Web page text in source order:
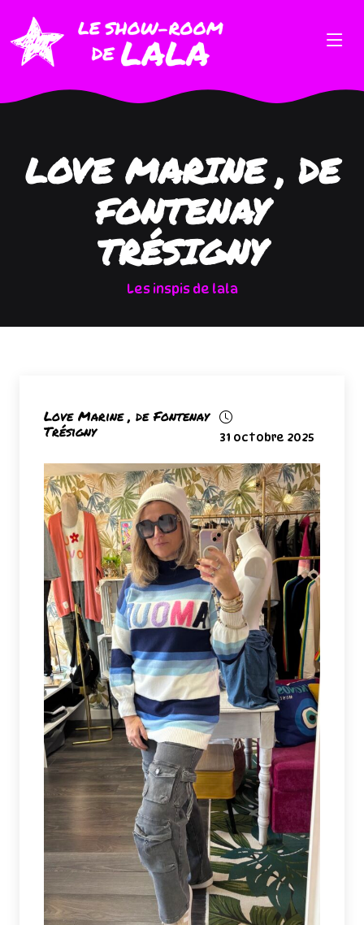
LOVE MARINE , DE
FONTENAY
TRÉSIGNY
Les inspis de lala
Love Marine , de Fontenay
Trésigny
31 octobre 2025